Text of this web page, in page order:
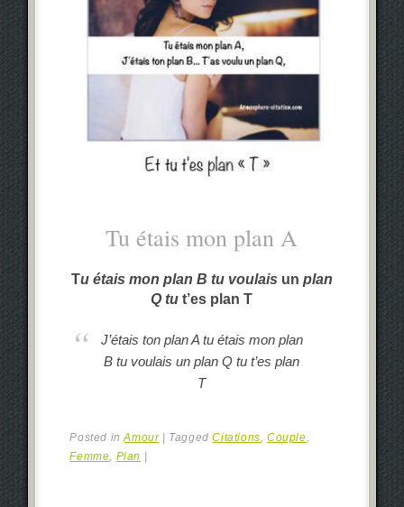
Tu étais mon plan A
Tu étais mon plan B tu voulais un plan
Q tu t’es plan T
J’étais ton planA tu étais mon plan
B tu voulais unplan Qtu t’es plan
T
Posted inAmour | TaggedCitations ,Couple
Femme Plan |